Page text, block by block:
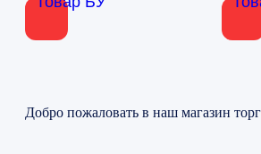
Добро пожаловать в наш магазин